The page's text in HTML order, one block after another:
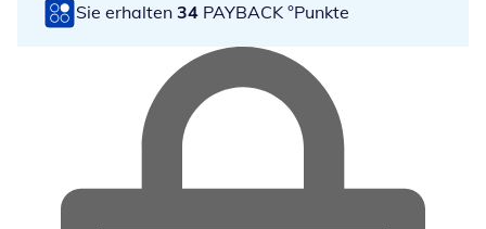
Sie erhalten 34 PAYBACK °Punkte